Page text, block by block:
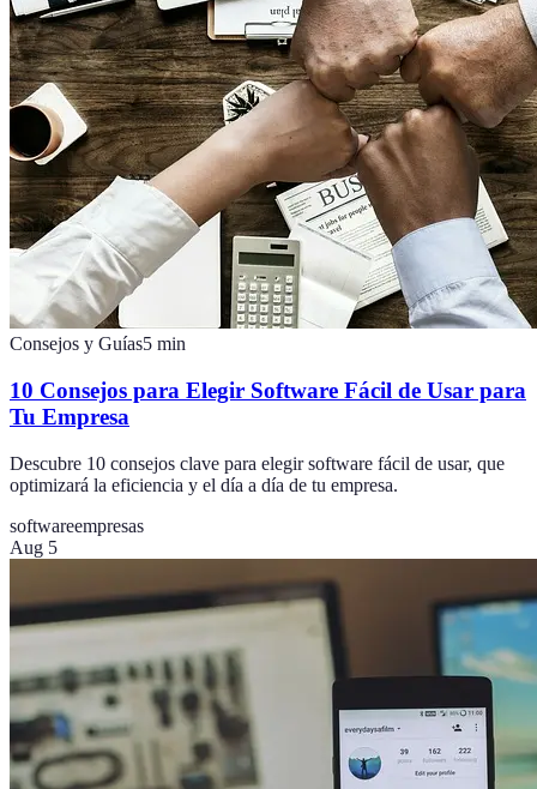
Consejos y Guías5 min
10 Consejos para Elegir Software Fácil de Usar para
Tu Empresa
Descubre 10 consejos clave para elegir software fácil de usar, que
optimizará la eficiencia y el día a día de tu empresa.
softwareempresas
Aug 5